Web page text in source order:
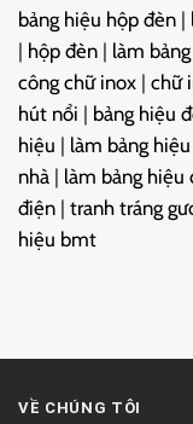
bảng hiệu hộp đèn |
| hộp đèn | làm
công chữ inox | chữ
hút nổi | bảng hiệu
hiệu | làm bảng hiệu
nhà | làm bảng hiệu
điện | tranh tráng
hiệu bmt
VỀ CHÚNG TÔI